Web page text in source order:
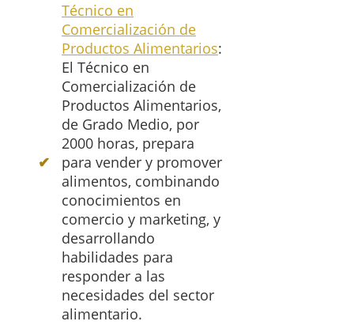
Técnico en
Comercialización de
Productos Alimentarios:
El Técnico en
Comercialización de
Productos Alimentarios,
de Grado Medio, por
2000 horas, prepara
para vender y promover
alimentos, combinando
conocimientos en
comercio y marketing, y
desarrollando
habilidades para
responder a las
necesidades del sector
alimentario.